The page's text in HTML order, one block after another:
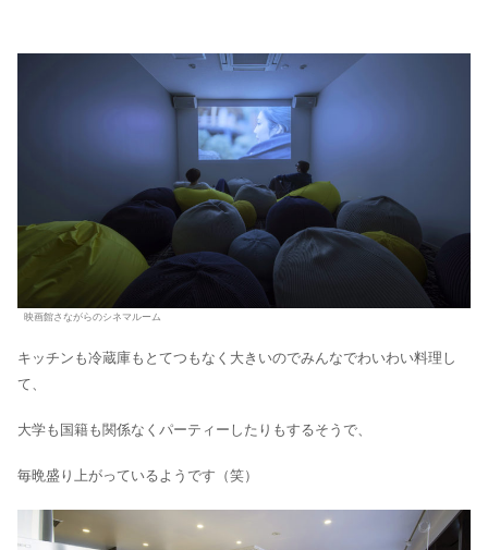
映画館さながらのシネマルーム
キッチンも冷蔵庫もとてつもなく大きいのでみんなでわいわい料理し
て、
大学も国籍も関係なくパーティーしたりもするそうで、
毎晩盛り上がっているようです（笑）